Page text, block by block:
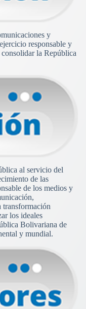
y
responsable y
la República
al servicio del
de las
de los medios y
los ideales
Bolivariana de
y mundial.